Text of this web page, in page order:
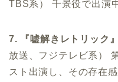
TBS系） 千景役で出演
7. 『嘘解きレトリック』
放送、フジテレビ系）
スト出演し、その存在